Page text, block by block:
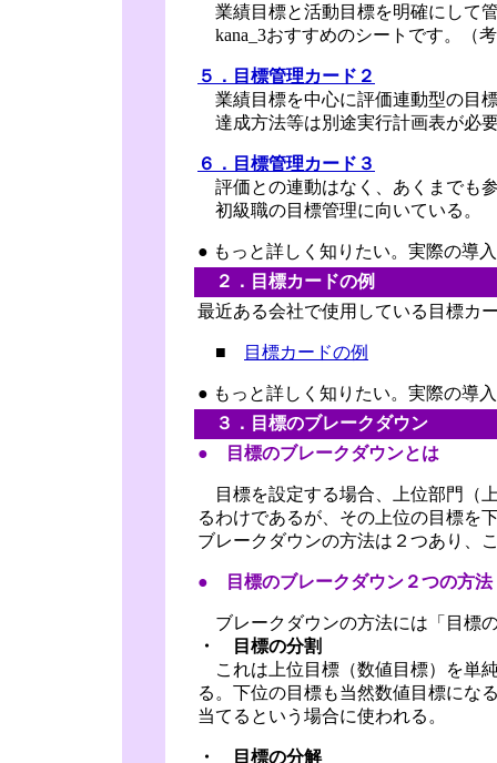
業績目標と活動目標を明確にして
kana_3おすすめのシートです。（
５．目標管理カード２
業績目標を中心に評価連動型の目
達成方法等は別途実行計画表が必
６．目標管理カード３
評価との連動はなく、あくまでも
初級職の目標管理に向いている。
● もっと詳しく知りたい。実際の
２．目標カードの例
最近ある会社で使用している目標カ
■ 目標カードの例
● もっと詳しく知りたい。実際の
３．目標のブレークダウン
● 目標のブレークダウンとは
目標を設定する場合、上位部門（
るわけであるが、その上位の目標を
ブレークダウンの方法は２つあり、
● 目標のブレークダウン２つの方法
ブレークダウンの方法には「目標
・ 目標の分割
これは上位目標（数値目標）を単
る。下位の目標も当然数値目標にな
当てるという場合に使われる。
・ 目標の分解